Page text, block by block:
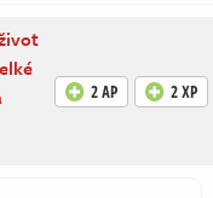
2 AP 2 XP